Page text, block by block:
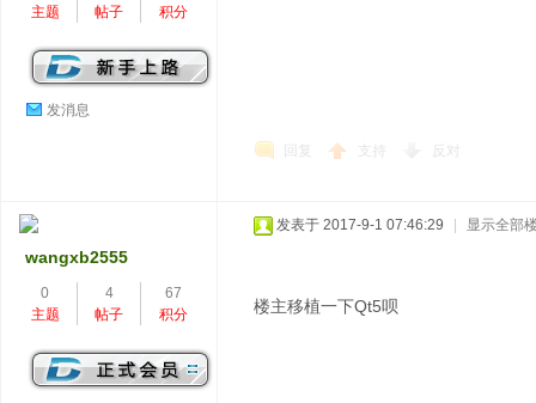
主题
帖子
积分
发消息
回复 支持 反对
wangxb2555
0
主题
4
帖子
67
积分
发表于 2017-9-1 07:46:29 显示全部
楼主移植一下Qt5呗